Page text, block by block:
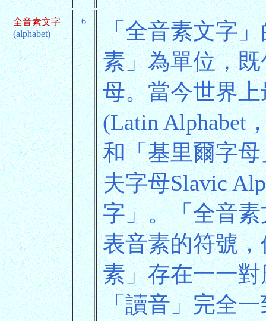
全音素文字
(alphabet)
6
「全音素文字
素」為單位，
母。當今世界
(Latin Alphabet
和「基里爾字
夫字母Slavic
字」。「全音
表音素的符號
素」存在一一
「讀音」完全